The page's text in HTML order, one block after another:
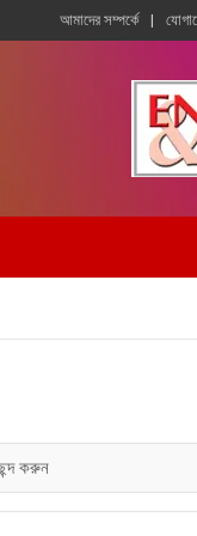
আমাদের সম্পর্কে